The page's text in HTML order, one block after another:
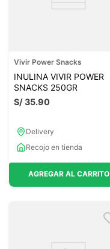
Vivir Power Snacks
INULINA VIVIR POWER
SNACKS 250GR
S/35.90
Delivery
Recojo en tienda
AGREGAR AL CARRITO